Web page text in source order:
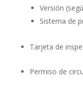
Versión
Sistema de
Tarjeta de
Permiso de